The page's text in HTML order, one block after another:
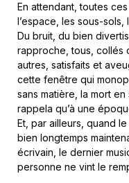
En attendant, toutes
l’espace, les sous-sols,
Du bruit, du bien
rapproche, tous, collés
autres, satisfaits et
cette fenêtre qui
sans matière, la mort en
rappela qu’à une
Et, par ailleurs, quand
bien longtemps
écrivain, le dernier
personne ne vint le